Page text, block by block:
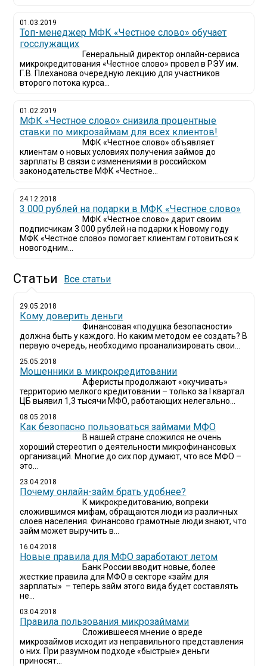
01.03.2019
Топ-менеджер МФК «Честное слово» обучает
госслужащих
Генеральный директор онлайн-сервиса
микрокредитования «Честное слово» провел в РЭУ им.
Г.В. Плеханова очередную лекцию для участников
второго потока курса...
01.02.2019
МФК «Честное слово» снизила процентные
ставки по микрозаймам для всех клиентов!
МФК «Честное слово» объявляет
клиентам о новых условиях получения займов до
зарплаты В связи с изменениями в российском
законодательстве МФК «Честное...
24.12.2018
3 000 рублей на подарки в МФК «Честное слово»
МФК «Честное слово» дарит своим
подписчикам 3 000 рублей на подарки к Новому году
МФК «Честное слово» помогает клиентам готовиться к
новогодним...
Статьи Все статьи
29.05.2018
Кому доверить деньги
Финансовая «подушка безопасности»
должна быть у каждого. Но каким методом ее создать? В
первую очередь, необходимо проанализировать свои...
25.05.2018
Мошенники в микрокредитовании
Аферисты продолжают «окучивать»
территорию мелкого кредитовании – только за I квартал
ЦБ выявил 1,3 тысячи МФО, работающих нелегально...
08.05.2018
Как безопасно пользоваться займами МФО
В нашей стране сложился не очень
хороший стереотип о деятельности микрофинансовых
организаций. Многие до сих пор думают, что все МФО –
это...
23.04.2018
Почему онлайн-займ брать удобнее?
К микрокредитованию, вопреки
сложившимся мифам, обращаются люди из различных
слоев населения. Финансово грамотные люди знают, что
займ может выручить в...
16.04.2018
Новые правила для МФО заработают летом
Банк России вводит новые, более
жесткие правила для МФО в секторе «займ для
зарплаты» – теперь займ этого вида будет составлять
не...
03.04.2018
​Правила пользования микрозаймами
Сложившееся мнение о вреде
микрозаймов исходит из неправильного представления
о них. При разумном подходе «быстрые» деньги
приносят...